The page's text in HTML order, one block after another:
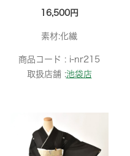
16,500円
素材:化繊
商品コード : i-nr215
取扱店舗 :池袋店